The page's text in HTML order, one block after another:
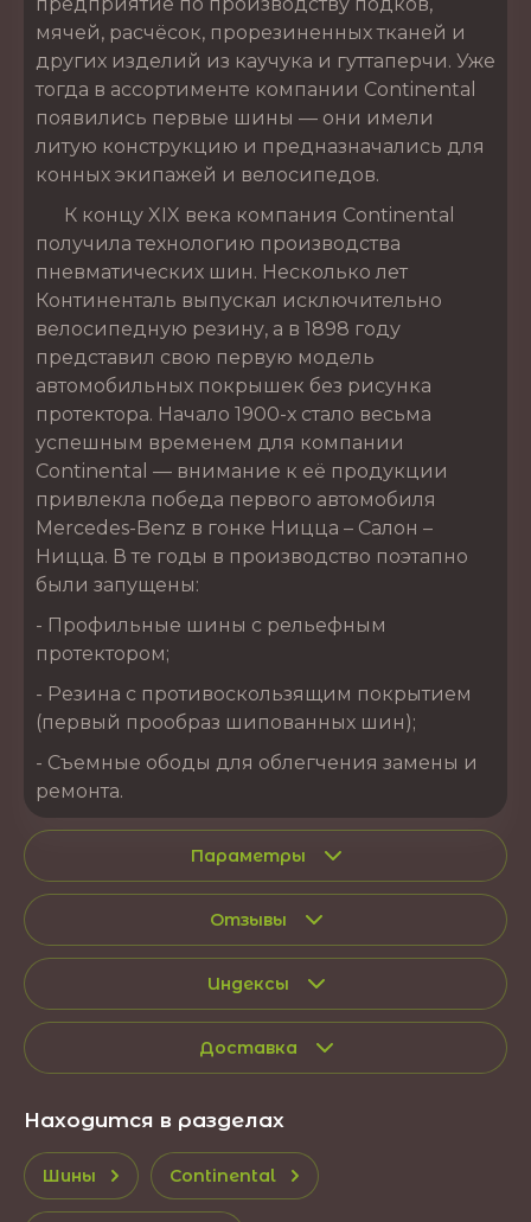
мячей, расчёсок, прорезиненных тканей и
других изделий из каучука и гуттаперчи. Уже
тогда в ассортименте компании Continental
появились первые шины — они имели
литую конструкцию и предназначались для
конных экипажей и велосипедов.
К концу XIX века компания Continental
получила технологию производства
пневматических шин. Несколько лет
Континенталь выпускал исключительно
велосипедную резину, а в 1898 году
представил свою первую модель
автомобильных покрышек без рисунка
протектора. Начало 1900-х стало весьма
успешным временем для компании
Continental — внимание к её продукции
привлекла победа первого автомобиля
Mercedes-Benz в гонке Ницца – Салон –
Ницца. В те годы в производство поэтапно
были запущены:
- Профильные шины с рельефным
протектором;
- Резина с противоскользящим покрытием
(первый прообраз шипованных шин);
- Съемные ободы для облегчения замены и
ремонта.
Параметры
Отзывы
Индексы
Доставка
Находится в разделах
Шины Continental